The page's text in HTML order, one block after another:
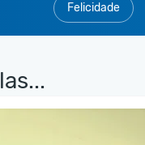
Felicidade